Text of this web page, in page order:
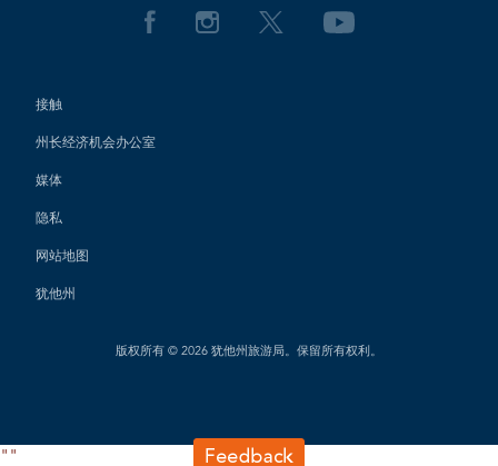
接触
州长经济机会办公室
媒体
隐私
网站地图
犹他州
版权所有 © 2026 犹他州旅游局。保留所有权利。
" "